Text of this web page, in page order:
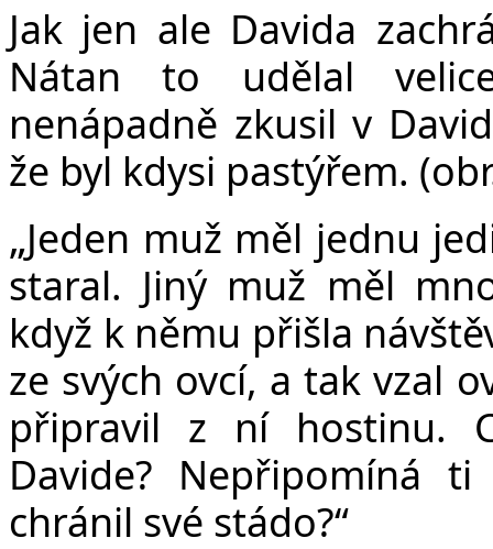
Jak jen ale Davida
Nátan to udělal
nenápadně zkusil v
že byl kdysi pastýřem.
„Jeden muž měl jednu
staral. Jiný muž měl
když k němu přišla
ze svých ovcí, a tak vzal
připravil z ní hostinu.
Davide? Nepřipomíná
chránil své stádo?“